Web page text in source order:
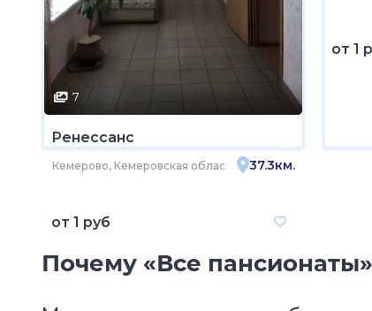
7
Ренессанс
Кемерово, Кемеровская область - Кузбасс,
37.3км.
от 1 руб
от 1
Почему «Все